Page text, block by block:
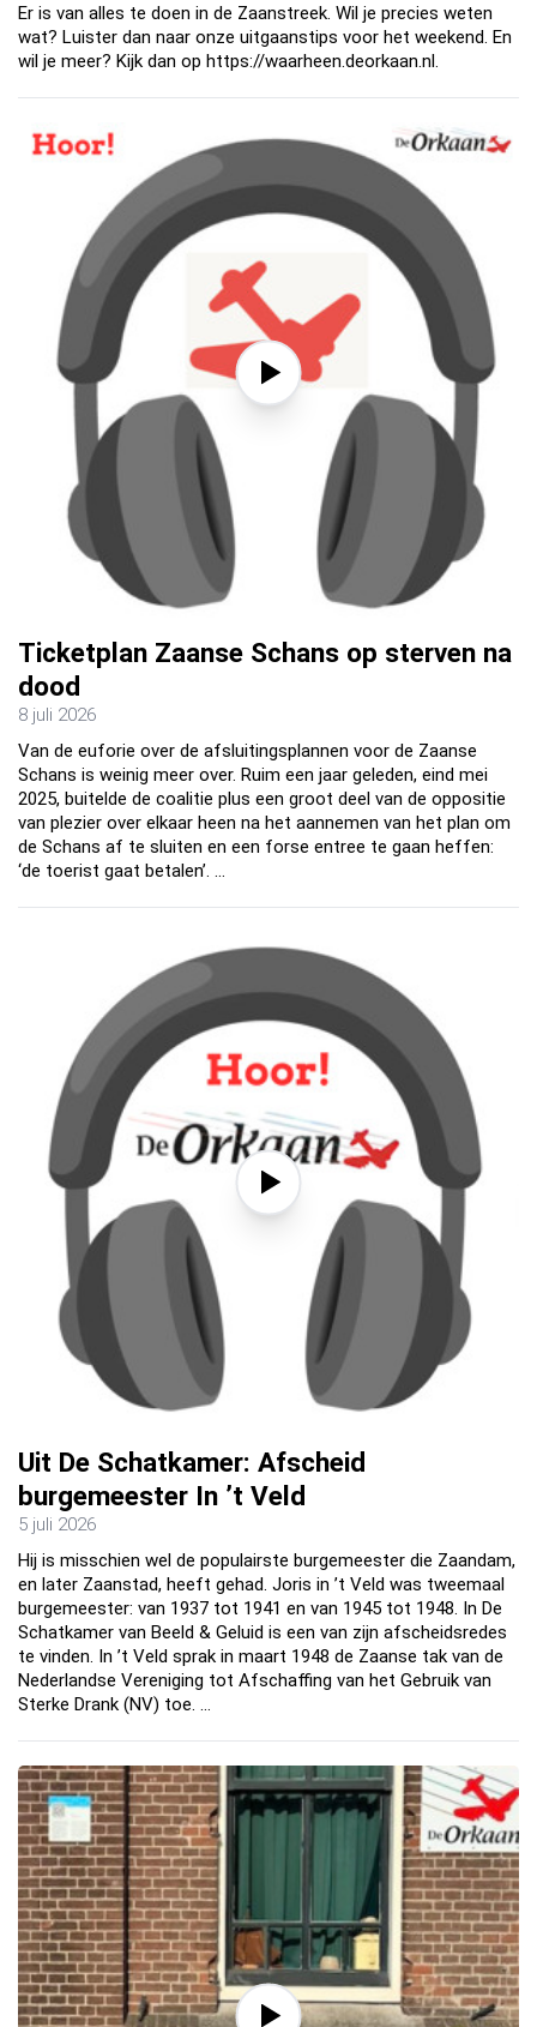
Er is van alles te doen in de Zaanstreek. Wil je precies weten
wat? Luister dan naar onze uitgaanstips voor het weekend. En
wil je meer? Kijk dan op https://waarheen.deorkaan.nl.
Ticketplan Zaanse Schans op sterven na
dood
8 juli 2026
Van de euforie over de afsluitingsplannen voor de Zaanse
Schans is weinig meer over. Ruim een jaar geleden, eind mei
2025, buitelde de coalitie plus een groot deel van de oppositie
van plezier over elkaar heen na het aannemen van het plan om
de Schans af te sluiten en een forse entree te gaan heffen:
‘de toerist gaat betalen’. …
Uit De Schatkamer: Afscheid
burgemeester In ’t Veld
5 juli 2026
Hij is misschien wel de populairste burgemeester die Zaandam,
en later Zaanstad, heeft gehad. Joris in ’t Veld was tweemaal
burgemeester: van 1937 tot 1941 en van 1945 tot 1948. In De
Schatkamer van Beeld & Geluid is een van zijn afscheidsredes
te vinden. In ’t Veld sprak in maart 1948 de Zaanse tak van de
Nederlandse Vereniging tot Afschaffing van het Gebruik van
Sterke Drank (NV) toe. …